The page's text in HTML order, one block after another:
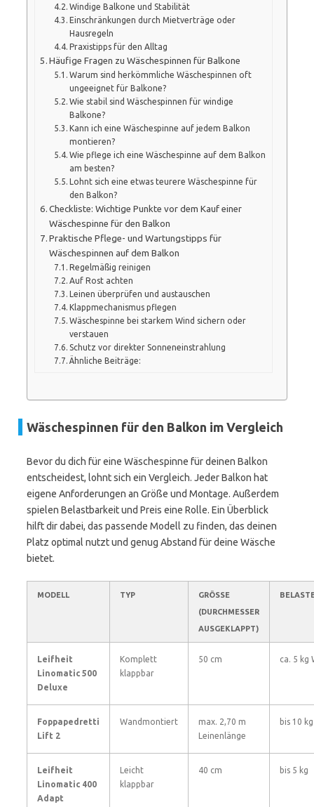
Windige Balkone und Stabilität
Einschränkungen durch Mietverträge oder
Hausregeln
Praxistipps für den Alltag
Häufige Fragen zu Wäschespinnen für Balkone
Warum sind herkömmliche Wäschespinnen oft
ungeeignet für Balkone?
Wie stabil sind Wäschespinnen für windige
Balkone?
Kann ich eine Wäschespinne auf jedem Balkon
montieren?
Wie pflege ich eine Wäschespinne auf dem Balkon
am besten?
Lohnt sich eine etwas teurere Wäschespinne für
den Balkon?
Checkliste: Wichtige Punkte vor dem Kauf einer
Wäschespinne für den Balkon
Praktische Pflege- und Wartungstipps für
Wäschespinnen auf dem Balkon
Regelmäßig reinigen
Auf Rost achten
Leinen überprüfen und austauschen
Klappmechanismus pflegen
Wäschespinne bei starkem Wind sichern oder
verstauen
Schutz vor direkter Sonneneinstrahlung
Ähnliche Beiträge:
Wäschespinnen für den Balkon im Vergleich
Bevor du dich für eine Wäschespinne für deinen Balkon
entscheidest, lohnt sich ein Vergleich. Jeder Balkon hat
eigene Anforderungen an Größe und Montage. Außerdem
spielen Belastbarkeit und Preis eine Rolle. Ein Überblick
hilft dir dabei, das passende Modell zu finden, das deinen
Platz optimal nutzt und genug Abstand für deine Wäsche
bietet.
MODELL TYP
GRÖSSE (
DURCHMESSER A
USGEKLAPPT)
Leifheit
Linomatic 500
Deluxe
Komplett
klappbar
50 cm ca. 5 kg
Foppapedretti
Lift 2
Wandmontiert
max. 2,70 m
Leinenlänge
bis 10 kg
Leifheit
Linomatic 400
Adapt
Leicht
klappbar
40 cm bis 5 kg